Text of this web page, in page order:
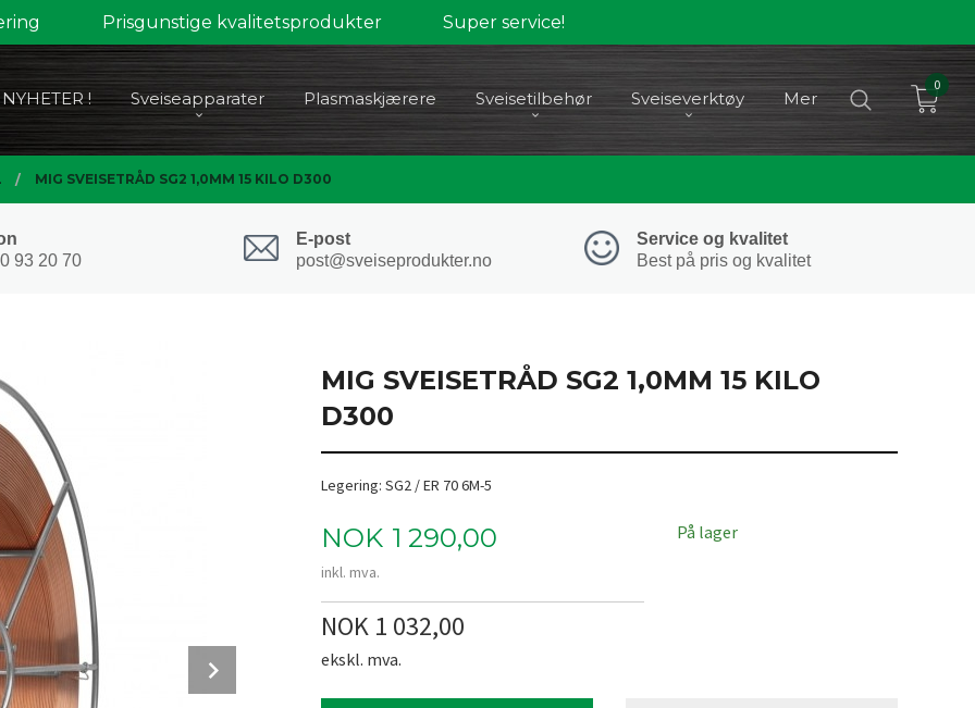
Prisgunstige kvalitetsprodukter Super service!
NYHETER ! Sveiseapparater Plasmaskjærere Sveisetilbehør Sveiseverktøy Mer
0
MIG SVEISETRÅD SG2 1,0MM 15 KILO D300
93 20 70
E-post
post@sveiseprodukter.no
Service og kvalitet
Best på pris og kvalitet
MIG SVEISETRÅD SG2 1,0MM 15 KILO
D300
Legering: SG2 / ER 70 6M-5
Pris
NOK 1 290,00
inkl. mva.
NOK 1 032,00
ekskl. mva.
På lager